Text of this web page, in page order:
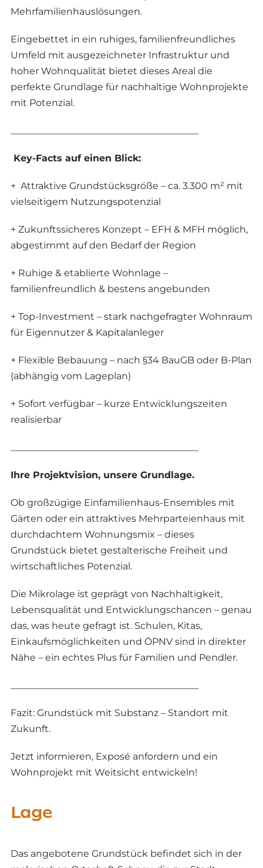
Mehrfamilienhauslösungen.
Eingebettet in ein ruhiges, familienfreundliches
Umfeld mit ausgezeichneter Infrastruktur und
hoher Wohnqualität bietet dieses Areal die
perfekte Grundlage für nachhaltige Wohnprojekte
mit Potenzial.
Key-Facts auf einen Blick:
+ Attraktive Grundstücksgröße – ca. 3.300 m² mit
vielseitigem Nutzungspotenzial
+ Zukunftssicheres Konzept – EFH & MFH möglich,
abgestimmt auf den Bedarf der Region
+ Ruhige & etablierte Wohnlage –
familienfreundlich & bestens angebunden
+ Top-Investment – stark nachgefragter Wohnraum
für Eigennutzer & Kapitalanleger
+ Flexible Bebauung – nach §34 BauGB oder B-Plan
(abhängig vom Lageplan)
+ Sofort verfügbar – kurze Entwicklungszeiten
realisierbar
Ihre Projektvision, unsere Grundlage.
Ob großzügige Einfamilienhaus-Ensembles mit
Gärten oder ein attraktives Mehrparteienhaus mit
durchdachtem Wohnungsmix – dieses
Grundstück bietet gestalterische Freiheit und
wirtschaftliches Potenzial.
Die Mikrolage ist geprägt von Nachhaltigkeit,
Lebensqualität und Entwicklungschancen – genau
das, was heute gefragt ist. Schulen, Kitas,
Einkaufsmöglichkeiten und ÖPNV sind in direkter
Nähe – ein echtes Plus für Familien und Pendler.
Fazit: Grundstück mit Substanz – Standort mit
Zukunft.
Jetzt informieren, Exposé anfordern und ein
Wohnprojekt mit Weitsicht entwickeln!
Lage
Das angebotene Grundstück befindet sich in der